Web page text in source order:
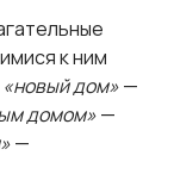
к ним
«новый дом»—
домом»—
—